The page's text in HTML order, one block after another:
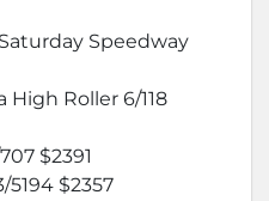
Speedway
High Roller 6/118
$2391
5194 $2357